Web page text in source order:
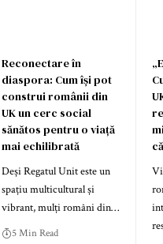
Reconectare în
diaspora: Cum își pot
construi românii din
UK un cerc social
sănătos pentru o viață
mai echilibrată
Deși Regatul Unit este un
spațiu multicultural și
vibrant, mulți români din…
5 Min Read